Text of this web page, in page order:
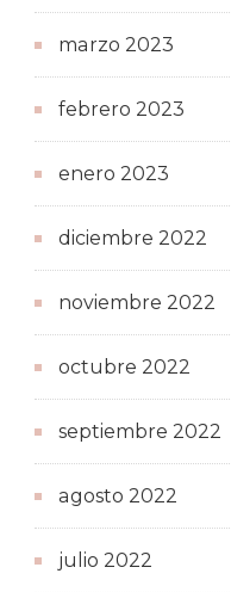
marzo 2023
febrero 2023
enero 2023
diciembre 2022
noviembre 2022
octubre 2022
septiembre 2022
agosto 2022
julio 2022